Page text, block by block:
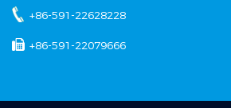
+86-591-22628228
+86-591-22079666